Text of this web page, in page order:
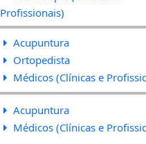
Profissionais)
Acupuntura
Ortopedista
Médicos (Clínicas e
Acupuntura
Médicos (Clínicas e